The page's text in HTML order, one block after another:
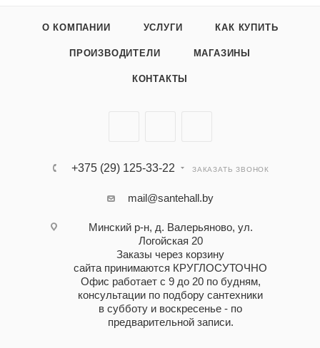
О КОМПАНИИ УСЛУГИ КАК КУПИТЬ
ПРОИЗВОДИТЕЛИ МАГАЗИНЫ
КОНТАКТЫ
+375 (29) 125-33-22 ЗАКАЗАТЬ ЗВОНОК
mail@santehall.by
Минский р-н, д. Валерьяново, ул.
Логойская 20
Заказы через корзину
сайта принимаются КРУГЛОСУТОЧНО
Офис работает с 9 до 20 по будням,
консультации по подбору сантехники
в субботу и воскресенье - по
предварительной записи.